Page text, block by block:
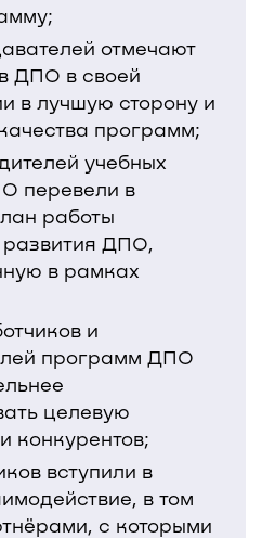
отмечают
ДПО в своей
в лучшую сторону и
программ;
учебных
перевели в
работы
ДПО,
в рамках
и
программ ДПО
целевую
конкурентов;
вступили в
в том
с которыми